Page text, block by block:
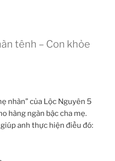
tênh – Con khỏe
nhàn” của Lộc Nguyên 5
hàng ngàn bậc cha mẹ.
anh thực hiện điều đó: